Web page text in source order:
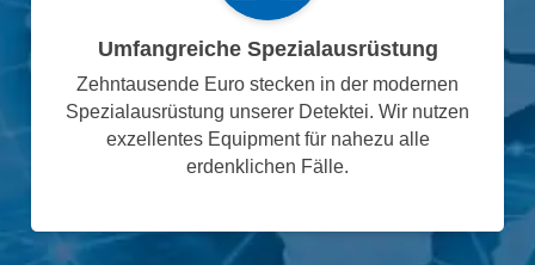
Umfangreiche Spezialausrüstung
Zehntausende Euro stecken in der modernen
Spezialausrüstung unserer Detektei. Wir nutzen
exzellentes Equipment für nahezu alle
erdenklichen Fälle.